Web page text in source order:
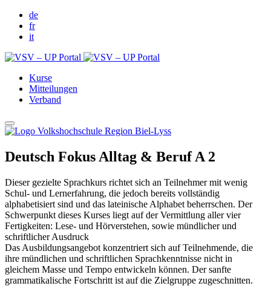
de
fr
it
Kurse
Mitteilungen
Verband
Deutsch Fokus Alltag & Beruf A 2
Dieser gezielte Sprachkurs richtet sich an Teilnehmer mit wenig
Schul- und Lernerfahrung, die jedoch bereits vollständig
alphabetisiert sind und das lateinische Alphabet beherrschen. Der
Schwerpunkt dieses Kurses liegt auf der Vermittlung aller vier
Fertigkeiten: Lese- und Hörverstehen, sowie mündlicher und
schriftlicher Ausdruck
Das Ausbildungsangebot konzentriert sich auf Teilnehmende, die
ihre mündlichen und schriftlichen Sprachkenntnisse nicht in
gleichem Masse und Tempo entwickeln können. Der sanfte
grammatikalische Fortschritt ist auf die Zielgruppe zugeschnitten.